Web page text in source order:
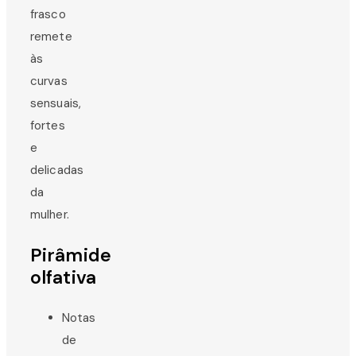
frasco
remete
às
curvas
sensuais,
fortes
e
delicadas
da
mulher.
Pirâmide
olfativa
Notas
de